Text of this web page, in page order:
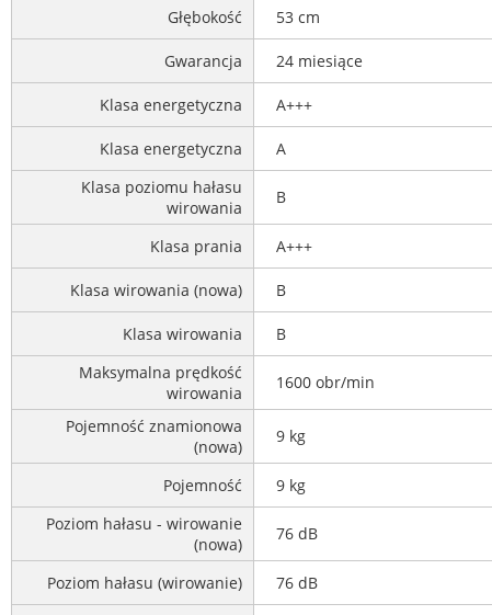
Głębokość 53 cm
Gwarancja 24 miesiące
Klasa energetyczna A+++
Klasa energetyczna
A
Klasa poziomu hałasu
wirowania
B
Klasa prania A+++
Klasa wirowania (nowa) B
Klasa wirowania
B
Maksymalna prędkość
wirowania
1600 obr/min
Pojemność znamionowa
(nowa)
9 kg
Pojemność
9 kg
Poziom hałasu - wirowanie
(nowa)
76 dB
Poziom hałasu (wirowanie) 76 dB